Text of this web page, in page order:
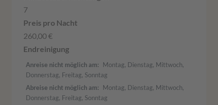
7
260,00 €
Anreise nicht möglich am
Montag, Dienstag, Mittwoch,
Donnerstag, Freitag, Sonntag
Abreise nicht möglich am
Montag, Dienstag, Mittwoch,
Donnerstag, Freitag, Sonntag